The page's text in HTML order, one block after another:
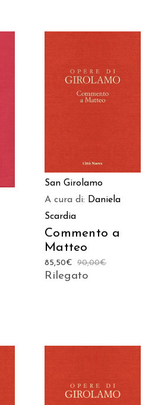
AGGIUNGI AL
San Girolamo
A cura di: Daniela
Scardia
Commento a
Matteo
90,00€
85,50€
Rilegato